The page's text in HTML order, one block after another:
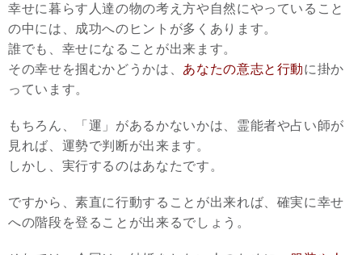
幸せに暮らす人達の物の考え方や自然にやっていること
の中には、成功へのヒントが多くあります。
誰でも、幸せになることが出来ます。
その幸せを掴むかどうかは、 あなたの意志と行動に掛か
っています。
もちろん、「運」があるかないかは、霊能者や占い師が
見れば、運勢で判断が出来ます。
しかし、実行するのはあなたです。
ですから、素直に行動することが出来れば、確実に幸せ
への階段を登ることが出来るでしょう。